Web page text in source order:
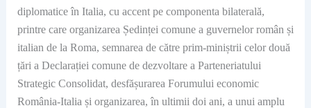
diplomatice în Italia, cu accent pe componenta bilaterală,
printre care organizarea Ședinței comune a guvernelor român și
italian de la Roma, semnarea de către prim-miniștrii celor două
țări a Declarației comune de dezvoltare a Parteneriatului
Strategic Consolidat, desfășurarea Forumului economic
România-Italia și organizarea, în ultimii doi ani, a unui amplu